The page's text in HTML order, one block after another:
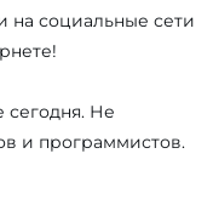
на социальные сети
сегодня. Не
и программистов.